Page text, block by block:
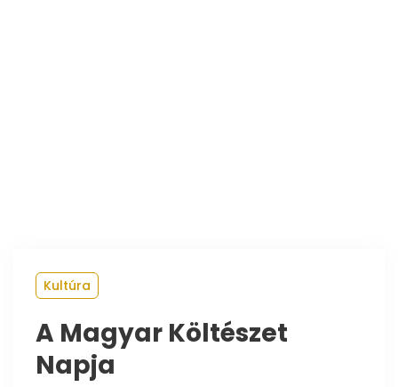
Kultúra
A Magyar Költészet
Napja